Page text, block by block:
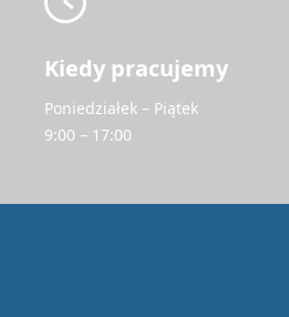
Kiedy pracujemy
Poniedziałek – Piątek
9:00 – 17:00